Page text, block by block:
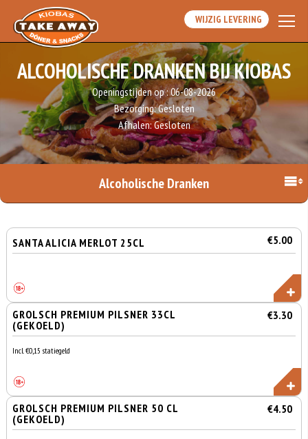
WIJZIG LEVERING
ALCOHOLISCHE DRANKEN BIJ KIOBAS
Openingstijden op :06-08-2026
Bezorging:Gesloten
Afhalen:Gesloten
Alcoholische Dranken
SANTA ALICIA MERLOT 25CL €5.00
GROLSCH PREMIUM PILSNER 33CL
(GEKOELD)
€3.30
Incl. €0,15 statiegeld
GROLSCH PREMIUM PILSNER 50 CL
(GEKOELD)
€4.50